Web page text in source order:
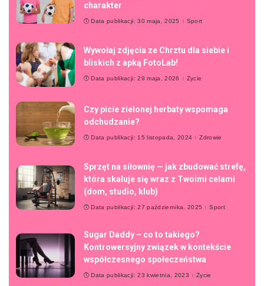
charakter
Data publikacji: 30 maja, 2025 Sport
Wywołaj zdjęcia ze Chrztu dla siebie i
bliskich z apką FotoLab!
Data publikacji: 29 maja, 2026 Życie
Czy picie zielonej herbaty wspomaga
odchudzanie?
Data publikacji: 15 listopada, 2024 Zdrowie
Sprzęt na siłownię — jak zbudować strefę,
która skaluje się wraz z Twoimi celami
(dom, studio, klub)
Data publikacji: 27 października, 2025 Sport
Sugar Daddy – co to takiego?
Kontrowersyjny związek w kontekście
współczesnego społeczeństwa
Data publikacji: 23 kwietnia, 2023 Życie